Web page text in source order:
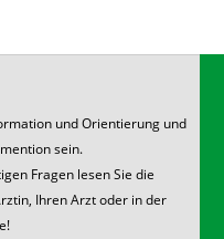
und Orientierung und
sein.
Fragen lesen Sie die
Ihren Arzt oder in der